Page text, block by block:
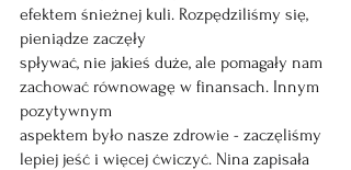
efektem śnieżnej kuli. Rozpędziliśmy się,
pieniądze zaczęły
spływać, nie jakieś duże, ale pomagały nam
zachować równowagę w finansach. Innym
pozytywnym
aspektem było nasze zdrowie - zaczęliśmy
lepiej jeść i więcej ćwiczyć. Nina zapisała